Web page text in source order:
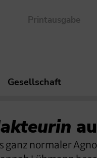
Printausgabe
Gesellschaft
ganz normaler